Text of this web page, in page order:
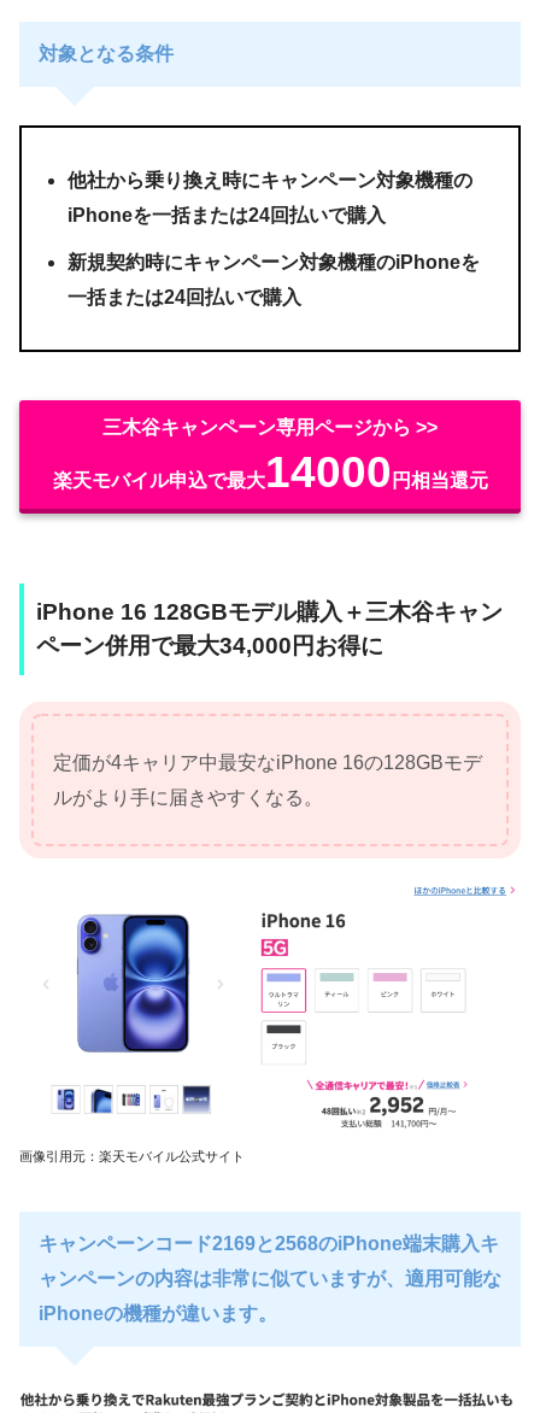
対象となる条件
他社から乗り換え時にキャンペーン対象機種の
iPhoneを一括または24回払いで購入
新規契約時にキャンペーン対象機種のiPhoneを
一括または24回払いで購入
三木谷キャンペーン専用ページから >>
楽天モバイル申込で最大14000 円相当還元
iPhone 16 128GBモデル購入＋三木谷キャン
ペーン併用で最大34,000円お得に
定価が4キャリア中最安なiPhone 16の128GBモデ
ルがより手に届きやすくなる。
画像引用元：楽天モバイル公式サイト
キャンペーンコード2169と2568のiPhone端末購入キ
ャンペーンの内容は非常に似ていますが、適用可能な
iPhoneの機種が違います。